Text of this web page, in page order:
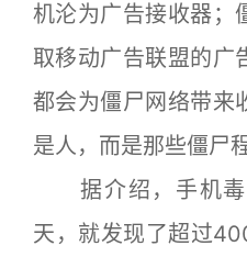
机沦为广告接收器；
取移动广告联盟的广
都会为僵尸网络带来
是人，而是那些僵尸程
据介绍，手机毒
天，就发现了超过